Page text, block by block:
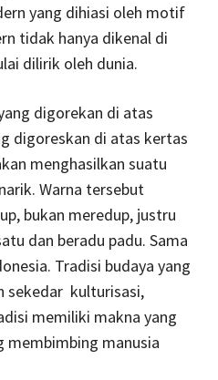
yang dihiasi oleh motif
tidak hanya dikenal di
dilirik oleh dunia.
digorekan di atas
digoreskan di atas kertas
menghasilkan suatu
Warna tersebut
bukan meredup, justru
dan beradu padu. Sama
Tradisi budaya yang
sekedar kulturisasi,
memiliki makna yang
membimbing manusia